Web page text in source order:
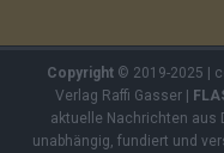
Copyright© 2019-2025 |
Verlag Raffi Gasser |
aktuelle Nachrichten aus
unabhängig, fundiert und